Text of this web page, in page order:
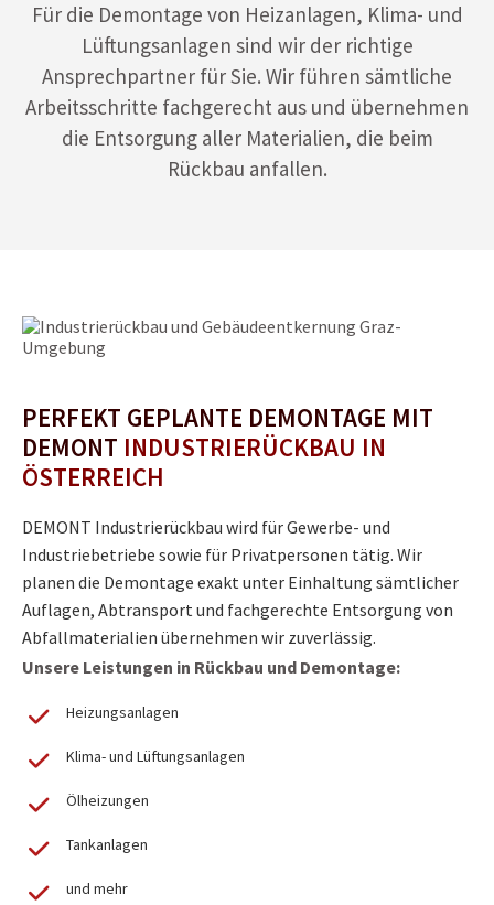
Für die Demontage von Heizanlagen, Klima- und
Lüftungsanlagen sind wir der richtige
Ansprechpartner für Sie. Wir führen sämtliche
Arbeitsschritte fachgerecht aus und übernehmen
die Entsorgung aller Materialien, die beim
Rückbau anfallen.
PERFEKT GEPLANTE DEMONTAGE MIT
DEMONT INDUSTRIERÜCKBAU IN
ÖSTERREICH
DEMONT Industrierückbau wird für Gewerbe- und
Industriebetriebe sowie für Privatpersonen tätig. Wir
planen die Demontage exakt unter Einhaltung sämtlicher
Auflagen, Abtransport und fachgerechte Entsorgung von
Abfallmaterialien übernehmen wir zuverlässig.
Unsere Leistungen in Rückbau und Demontage:
Heizungsanlagen
Klima- und Lüftungsanlagen
Ölheizungen
Tankanlagen
und mehr